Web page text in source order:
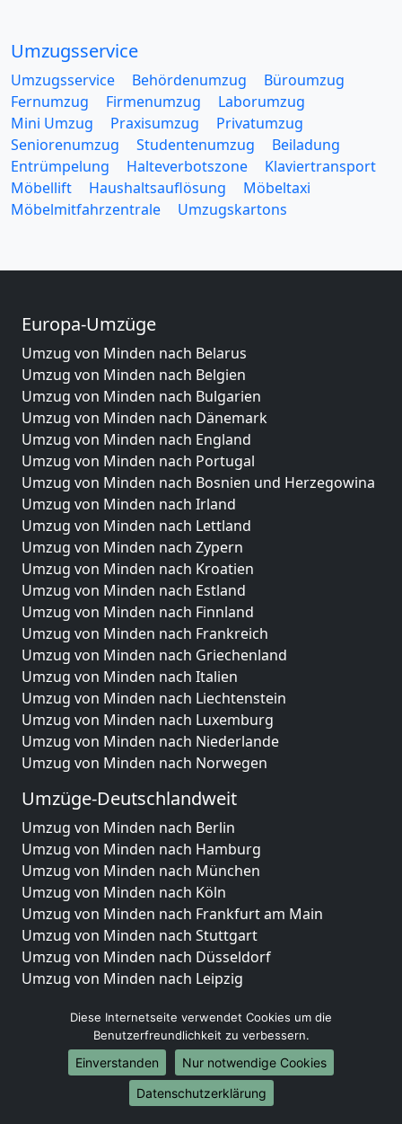
Umzugsservice
Umzugsservice Behördenumzug
Büroumzug
Fernumzug
Firmenumzug
Laborumzug
Mini Umzug
Praxisumzug
Privatumzug
Seniorenumzug
Studentenumzug
Beiladung
Entrümpelung
Halteverbotszone
Klaviertransport
Möbellift
Haushaltsauflösung
Möbeltaxi
Möbelmitfahrzentrale
Umzugskartons
Europa-Umzüge
Umzug von Minden nach Belarus
Umzug von Minden nach Belgien
Umzug von Minden nach Bulgarien
Umzug von Minden nach Dänemark
Umzug von Minden nach England
Umzug von Minden nach Portugal
Umzug von Minden nach Bosnien und Herzegowina
Umzug von Minden nach Irland
Umzug von Minden nach Lettland
Umzug von Minden nach Zypern
Umzug von Minden nach Kroatien
Umzug von Minden nach Estland
Umzug von Minden nach Finnland
Umzug von Minden nach Frankreich
Umzug von Minden nach Griechenland
Umzug von Minden nach Italien
Umzug von Minden nach Liechtenstein
Umzug von Minden nach Luxemburg
Umzug von Minden nach Niederlande
Umzug von Minden nach Norwegen
Umzüge-Deutschlandweit
Umzug von Minden nach Berlin
Umzug von Minden nach Hamburg
Umzug von Minden nach München
Umzug von Minden nach Köln
Umzug von Minden nach Frankfurt am Main
Umzug von Minden nach Stuttgart
Umzug von Minden nach Düsseldorf
Umzug von Minden nach Leipzig
Umzug von Minden nach Essen
Umzug von Minden nach Bremen
Umzug von Minden nach Dresden
Umzug von Minden nach Hannover
Umzug von Minden nach Nürnberg
Diese Internetseite verwendet Cookies um die
Benutzerfreundlichkeit zu verbessern.
Einverstanden
Nur notwendige Cookies
Datenschutzerklärung